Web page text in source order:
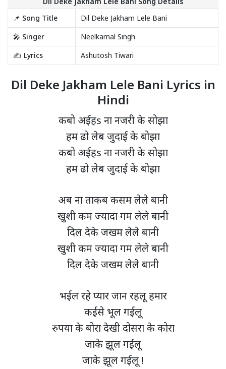
📌 Song Title
Dil Deke Jakham Lele Bani
🎤 Singer
Neelkamal Singh
✍️ Lyrics
Ashutosh Tiwari
Dil Deke Jakham Lele Bani Lyrics in
Hindi
कबो अईहs ना नजरी के सोझा
हम ढो लेब जुदाई के बोझा
कबो अईहs ना नजरी के सोझा
हम ढो लेब जुदाई के बोझा
अब ना ताकब कसम लेले बानी
खुशी कम ज्यादा गम लेले बानी
दिल देके जखम लेले बानी
खुशी कम ज्यादा गम लेले बानी
दिल देके जखम लेले बानी
भईल रहे प्यार जान रहलू हमार
कईसे भूल गईलू
रुपया के बोरा देखी दोसरा के कोरा
जाके झूल गईलू
जाके झूल गईलू !